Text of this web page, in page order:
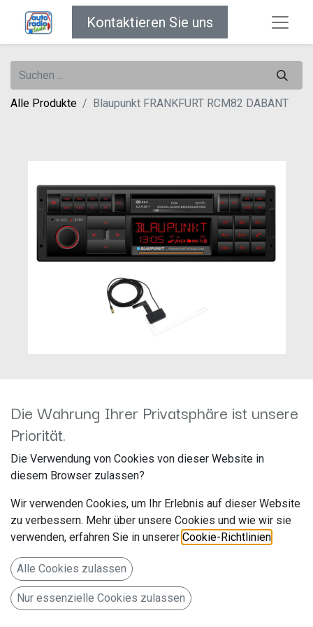
Kontaktieren Sie uns
Alle Produkte Blaupunkt FRANKFURT RCM82 DABANT
Blaupunkt FRANKFURT RCM82
DABANT
Artikelnummer: BP_Frankfurt_DAB_ANT
Evo-Sales GmbH, Hastenbecker Weg 33, 31785 Hameln,
ticket@bpautomotive.de
Youngtimer Radio mit Antenne
494,00€ Alle Preise inkl. MwSt.zzgl. Versandkosten
Die Wahrung Ihrer Privatsphäre ist unsere
Priorität.
Die Verwendung von Cookies von dieser Website in
diesem Browser zulassen?
Wir verwenden Cookies, um Ihr Erlebnis auf dieser Website
zu verbessern. Mehr über unsere Cookies und wie wir sie
verwenden, erfahren Sie in unserer Cookie-Richtlinien
Alle Cookies zulassen
Nur essenzielle Cookies zulassen